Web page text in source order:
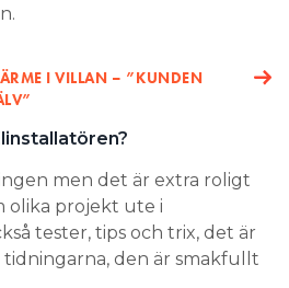
I VILLAN – ”KUNDEN
men det är extra roligt
olika projekt ute i
tester, tips och trix, det är
tidningarna, den är smakfullt